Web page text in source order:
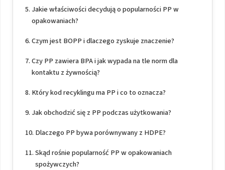
Jakie właściwości decydują o popularności PP w
opakowaniach?
Czym jest BOPP i dlaczego zyskuje znaczenie?
Czy PP zawiera BPA i jak wypada na tle norm dla
kontaktu z żywnością?
Który kod recyklingu ma PP i co to oznacza?
Jak obchodzić się z PP podczas użytkowania?
Dlaczego PP bywa porównywany z HDPE?
Skąd rośnie popularność PP w opakowaniach
spożywczych?